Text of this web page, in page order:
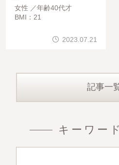
女性
年齢40代才
BMI：21
2023.07.21
記事一
キーワー